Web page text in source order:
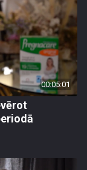
00:05:01